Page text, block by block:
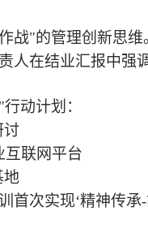
战"的管理创新思
人在结业汇报中强调
动计划：
讨
互联网平台
地
首次实现‘精神传